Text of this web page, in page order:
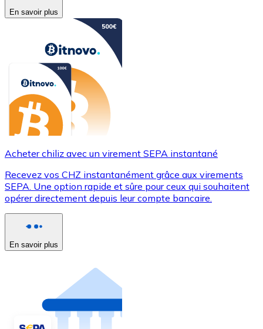
En savoir plus
Acheter chiliz avec un virement SEPA instantané
Recevez vos CHZ instantanément grâce aux virements
SEPA. Une option rapide et sûre pour ceux qui souhaitent
opérer directement depuis leur compte bancaire.
En savoir plus